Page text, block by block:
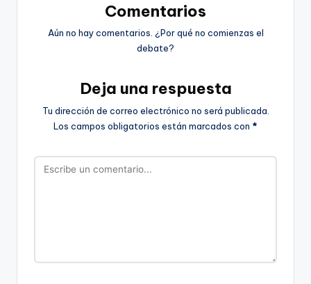
Comentarios
Aún no hay comentarios. ¿Por qué no comienzas el
debate?
Deja una respuesta
Tu dirección de correo electrónico no será publicada.
Los campos obligatorios están marcados con *